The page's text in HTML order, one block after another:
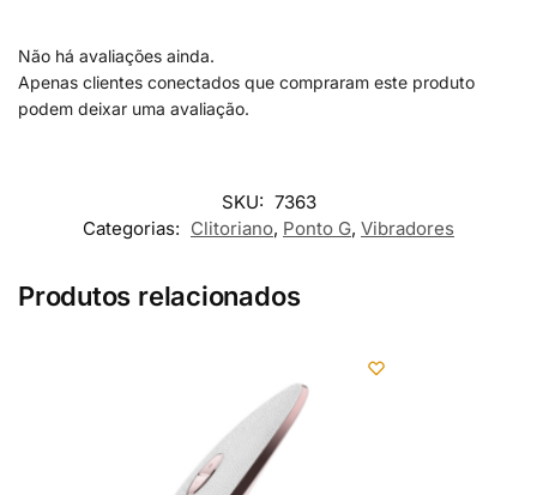
Não há avaliações ainda.
Apenas clientes conectados que compraram este produto
podem deixar uma avaliação.
SKU: 7363
Categorias: Clitoriano, Ponto G, Vibradores
Produtos relacionados